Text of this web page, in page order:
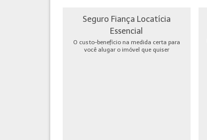
Seguro Fiança Locatícia
Essencial
O custo-benefício na medida certa para
você alugar o imóvel que quiser